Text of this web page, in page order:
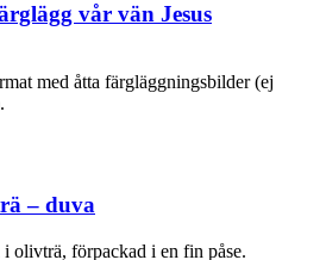
vår vän Jesus
med åtta färgläggningsbilder (ej
– duva
olivträ, förpackad i en fin påse.